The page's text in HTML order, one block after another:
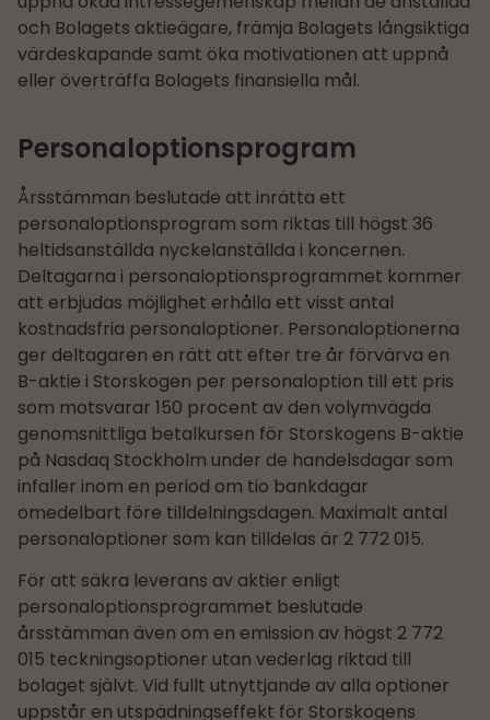
och Bolagets aktieägare, främja Bolagets långsiktiga
värdeskapande samt öka motivationen att uppnå
eller överträffa Bolagets finansiella mål.
Personaloptionsprogram
Årsstämman beslutade att inrätta ett
personaloptionsprogram som riktas till högst 36
heltids­anställda nyckelanställda i koncernen.
Deltagarna i personaloptionsprogrammet kommer
att erbjudas möjlighet erhålla ett visst antal
kostnadsfria personaloptioner. Personaloptionerna
ger deltagaren en rätt att efter tre år förvärva en
B-aktie i Storskogen per personaloption till ett pris
som motsvarar 150 procent av den volymvägda
genomsnittliga betalkursen för Storskogens B-aktie
på Nasdaq Stockholm under de handelsdagar som
infaller inom en period om tio bankdagar
omedelbart före tilldelningsdagen. Maximalt antal
personaloptioner som kan tilldelas är 2 772 015.
För att säkra leverans av aktier enligt
personaloptionsprogrammet beslutade
årsstämman även om en emission av högst 2 772
015 teckningsoptioner utan vederlag riktad till
bolaget självt. Vid fullt utnyttjande av alla optioner
uppstår en utspädningseffekt för Storskogens